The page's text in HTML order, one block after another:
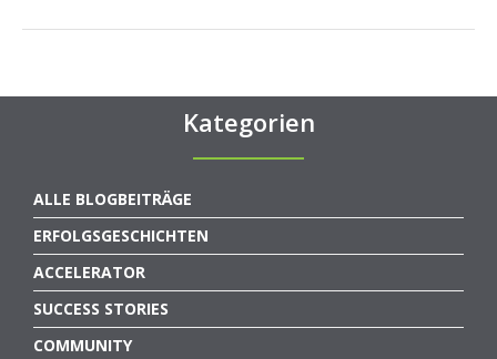
Kategorien
ALLE BLOGBEITRÄGE
ERFOLGSGESCHICHTEN
ACCELERATOR
SUCCESS STORIES
COMMUNITY